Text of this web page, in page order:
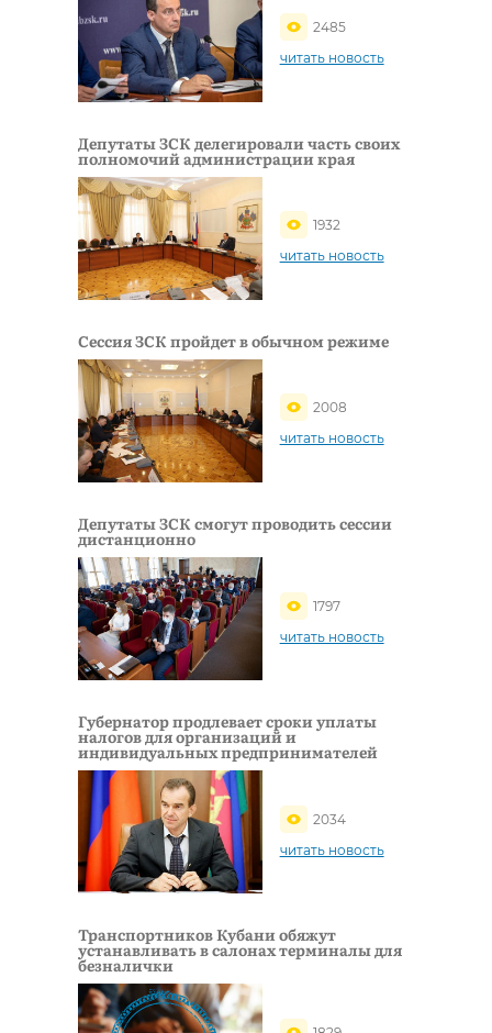
2485
читать новость
Депутаты ЗСК делегировали часть своих
полномочий администрации края
1932
читать новость
Сессия ЗСК пройдет в обычном режиме
2008
читать новость
Депутаты ЗСК смогут проводить сессии
дистанционно
1797
читать новость
Губернатор продлевает сроки уплаты
налогов для организаций и
индивидуальных предпринимателей
2034
читать новость
Транспортников Кубани обяжут
устанавливать в салонах терминалы для
безналички